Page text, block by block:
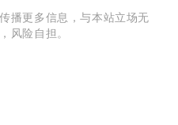
播更多信息，与本站立场无
风险自担。